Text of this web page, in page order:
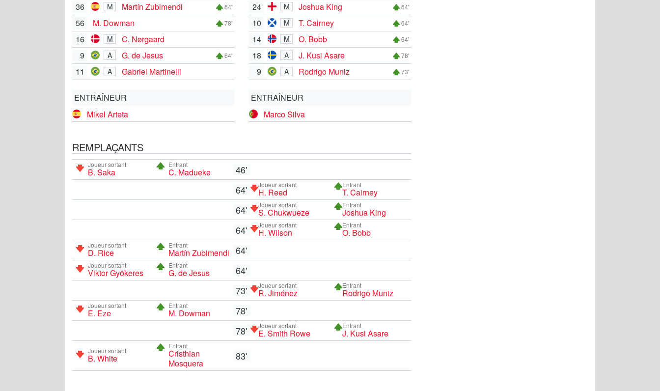
36
M Martín Zubimendi 64'
56 M. Dowman 78'
16 M
C. Nørgaard
9
A G. de Jesus 64'
11 A Gabriel Martinelli
ENTRAÎNEUR
Mikel Arteta
24
M Joshua King 64'
10 M T. Cairney 64'
14 M O. Bobb 64'
18 A J. Kusi Asare 78'
9 A Rodrigo Muniz 73'
ENTRAÎNEUR
Marco Silva
REMPLAÇANTS
Joueur sortant
B. Saka
Entrant
C. Madueke
46'
64'
Joueur sortant
H. Reed
Entrant
T. Cairney
64' Joueur sortant
S. Chukwueze
Entrant
Joshua King
64' Joueur sortant
H. Wilson
Entrant
O. Bobb
Joueur sortant
D. Rice
Entrant
Martín Zubimendi 64'
Joueur sortant
Viktor Gyökeres
Entrant
G. de Jesus
64'
73'
Joueur sortant
R. Jiménez
Entrant
Rodrigo Muniz
Joueur sortant
E. Eze
Entrant
M. Dowman
78'
78'
Joueur sortant
E. Smith Rowe
Entrant
J. Kusi Asare
Joueur sortant
B. White
Entrant
Cristhian
Mosquera
83'